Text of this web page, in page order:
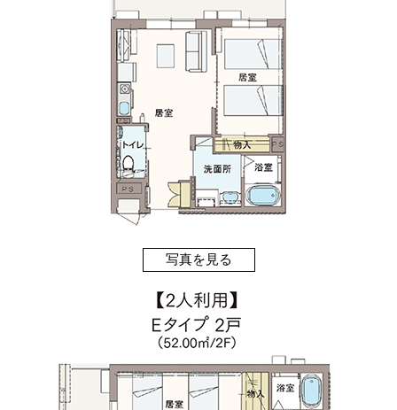
写真を見る